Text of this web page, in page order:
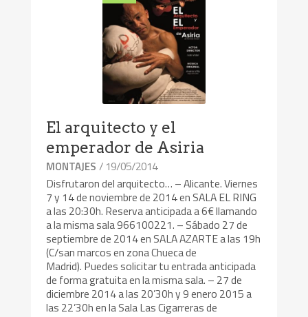
El arquitecto y el
emperador de Asiria
MONTAJES / 19/05/2014
Disfrutaron del arquitecto… – Alicante. Viernes
7 y 14 de noviembre de 2014 en SALA EL RING
a las 20:30h. Reserva anticipada a 6€ llamando
a la misma sala 966100221. – Sábado 27 de
septiembre de 2014 en SALA AZARTE a las 19h
(C/san marcos en zona Chueca de
Madrid). Puedes solicitar tu entrada anticipada
de forma gratuita en la misma sala. – 27 de
diciembre 2014 a las 20’30h y 9 enero 2015 a
las 22’30h en la Sala Las Cigarreras de